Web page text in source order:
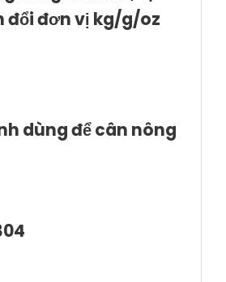
đổi đơn vị kg/g/oz
dùng để cân nông